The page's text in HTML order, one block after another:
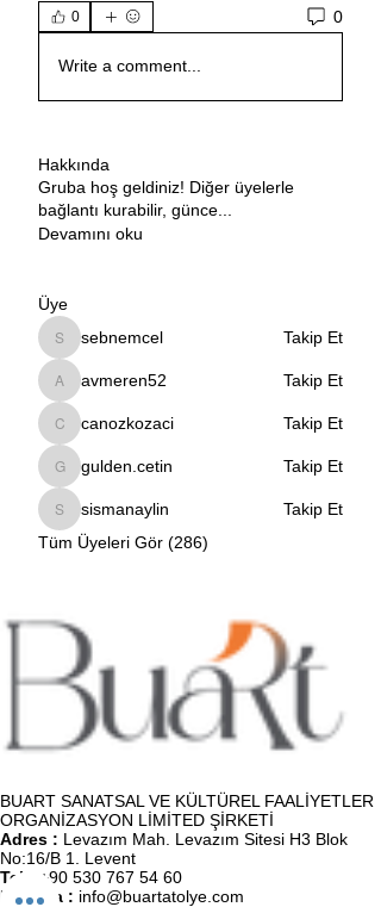
0 0
Write a comment...
Hakkında
Gruba hoş geldiniz! Diğer üyelerle
bağlantı kurabilir, günce
Devamını oku
Üye
sebnemcel
sebnemcel Takip Et
avmeren52
avmeren52 Takip Et
canozkozaci
canozkozaci Takip Et
gulden.cetin
gulden.cetin Takip Et
sismanaylin
sismanaylin
Takip Et
Tüm Üyeleri Gör (286)
BUART SANATSAL VE KÜLTÜREL FAALİYETLER
ORGANİZASYON LİMİTED ŞİRKETİ
Adres : Levazım Mah. Levazım Sitesi H3 Blok
No:16/B 1. Levent
Tel :
+90 530 767 54 60
E-Posta : info@buartatolye.com